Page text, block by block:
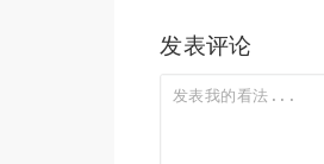
发表评论